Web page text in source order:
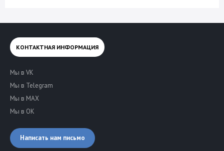
КОНТАКТНАЯ ИНФОРМАЦИЯ
Мы в VK
Мы в Telegram
Мы в MAX
Мы в OK
Написать нам письмо